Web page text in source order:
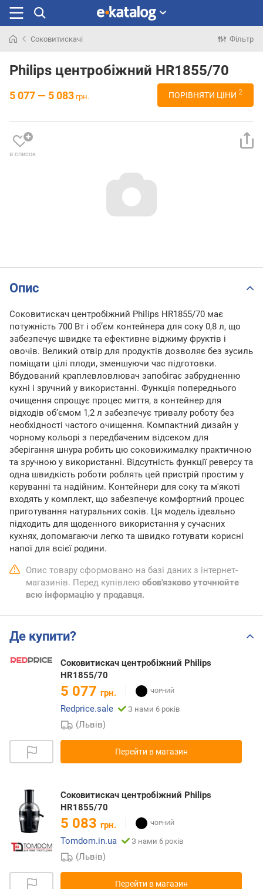
раніше
Соковитискачі Фільтр
Philips центробіжний HR1855/70
5 077 — 5 083 грн. ПОРІВНЯТИ ЦІНИ 2
в список
Опис
Соковитискач центробіжний Philips HR1855/70 має
потужність 700 Вт і об’єм контейнера для соку 0,8 л, що
забезпечує швидке та ефективне віджиму фруктів і
овочів. Великий отвір для продуктів дозволяє без зусиль
поміщати цілі плоди, зменшуючи час підготовки.
Вбудований краплевловлювач запобігає забрудненню
кухні і зручний у використанні. Функція попереднього
очищення спрощує процес миття, а контейнер для
відходів об’ємом 1,2 л забезпечує тривалу роботу без
необхідності частого очищення. Компактний дизайн у
чорному кольорі з передбаченим відсеком для
зберігання шнура робить цю соковижималку практичною
та зручною у використанні. Відсутність функції реверсу та
одна швидкість роботи роблять цей пристрій простим у
керуванні та надійним. Контейнери для соку та м'якоті
входять у комплект, що забезпечує комфортний процес
приготування натуральних соків. Ця модель ідеально
підходить для щоденного використання у сучасних
кухнях, допомагаючи легко та швидко готувати корисні
напої для всієї родини.
Опис товару сформовано на базі даних з інтернет-
магазинів. Перед купівлею обов'язково уточнюйте
всю інформацію у продавця.
Де купити?
Соковитискач центробіжний Philips
HR1855/70
5 077 грн.
Redprice.sale
З нами 6 років
(Львів)
Перейти в магазин
Соковитискач центробіжний Philips
HR1855/70
5 083 грн.
Tomdom.in.ua
З нами 6 років
(Львів)
Перейти в магазин